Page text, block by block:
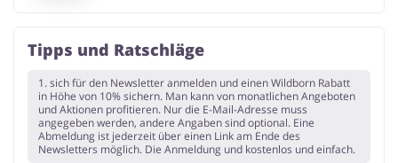
Tipps und Ratschläge
1. sich für den Newsletter anmelden und einen Wildborn Rabatt
in Höhe von 10% sichern. Man kann von monatlichen Angeboten
und Aktionen profitieren. Nur die E-Mail-Adresse muss
angegeben werden, andere Angaben sind optional. Eine
Abmeldung ist jederzeit über einen Link am Ende des
Newsletters möglich. Die Anmeldung und kostenlos und einfach.